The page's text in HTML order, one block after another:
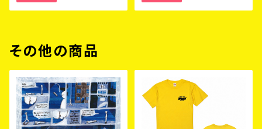
その他の商品